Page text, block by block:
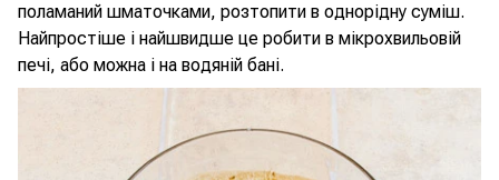
поламаний шматочками, розтопити в однорідну суміш.
Найпростіше і найшвидше це робити в мікрохвильовій
печі, або можна і на водяній бані.